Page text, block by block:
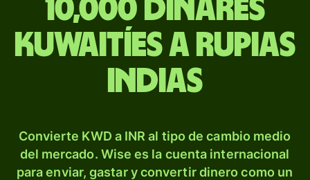
10,000 dinares
kuwaitíes a rupias
indias
Convierte KWD a INR al tipo de cambio medio
del mercado. Wise es la cuenta internacional
para enviar, gastar y convertir dinero como un